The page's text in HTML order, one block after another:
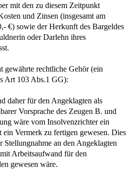
mit den zu diesem Zeitpunkt
und Zinsen (insgesamt am
€) sowie der Herkunft des Bargeldes
oder Darlehn ihres
gewährte rechtliche Gehör (ein
Art 103 Abs.1 GG):
daher für den Angeklagten als
Vorsprache des Zeugen B. und
wäre vom Insolvenzrichter ein
Vermerk zu fertigen gewesen. Dies
Stellungnahme an den Angeklagten
Arbeitsaufwand für den
gewesen wäre.